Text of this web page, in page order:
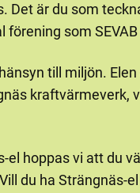
Det är du som
som
till miljön.
kraftvärmeverk,
el hoppas vi att du
du ha Strängnäs-